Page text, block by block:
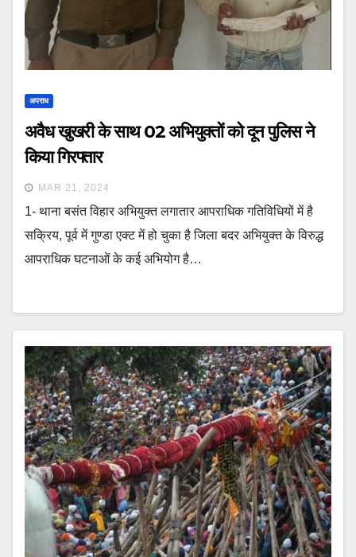
अपराध
अवैध खुखरी के साथ 02 अभियुक्तों को दून पुलिस ने
किया गिरफ्तार
MAR 21, 2024
1- थाना बसंत विहार अभियुक्त लगातार आपराधिक गतिविधियों में है
सक्रिय, पूर्व में गुण्डा एक्ट में हो चुका है जिला बदर अभियुक्त के विरुद्ध
आपराधिक घटनाओं के कई अभियोग है…